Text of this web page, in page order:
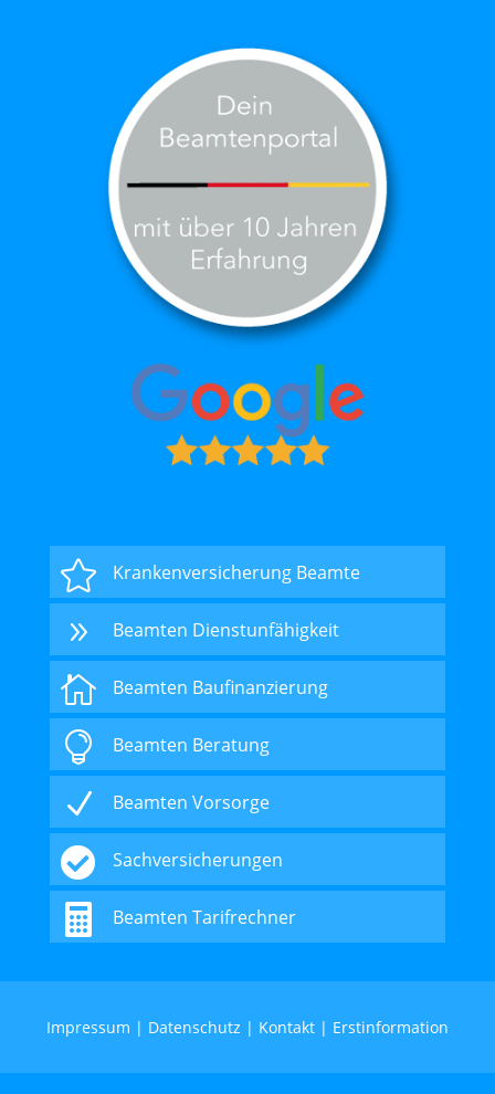
 Krankenversicherung Beamte
9 Beamten Dienstunfähigkeit
 Beamten Baufinanzierung
 Beamten Beratung
N Beamten Vorsorge
 Sachversicherungen
 Beamten Tarifrechner
Impressum | Datenschutz | Kontakt | Erstinformation